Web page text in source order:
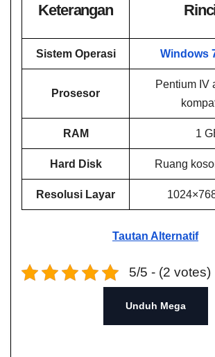
Keterangan
Sistem Operasi Windows
Prosesor
Pentium IV
RAM 1
Hard Disk Ruang
Resolusi Layar
Tautan Alternatif
5/5 - (2 votes)
Unduh Mega